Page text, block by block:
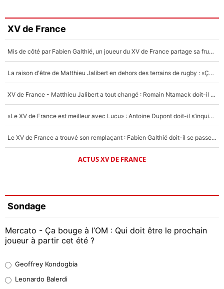
XV de France
Mis de côté par Fabien Galthié, un joueur du XV de France partage sa frustration : «ils ne me l’ont pas dit tout de suite»
La raison d'être de Matthieu Jalibert en dehors des terrains de rugby : «Ça m'atteint autant que si tu touches à un membre de ma famille»
XV de France - Matthieu Jalibert a tout changé : Romain Ntamack doit-il s’inquiéter pour sa place à un an de la Coupe du monde ?
«Le XV de France est meilleur avec Lucu» : Antoine Dupont doit-il s’inquiéter pour sa place ?
Le XV de France a trouvé son remplaçant : Fabien Galthié doit-il se passer d'Antoine Dupont ?
ACTUS XV DE FRANCE
Sondage
Mercato - Ça bouge à l’OM : Qui doit être le prochain
joueur à partir cet été ?
38%
Geoffrey Kondogbia
Leonardo Balerdi